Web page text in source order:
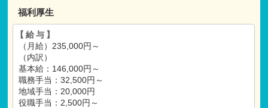
福利厚生
【給与】
（月給）235,000円～
（内訳）
基本給：146,000円～
職務手当：32,500円～
地域手当：20,000円
役職手当：2,500円～